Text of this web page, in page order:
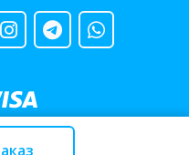
разработано